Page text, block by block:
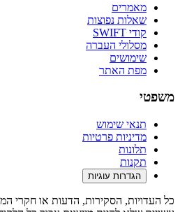
מאמרים
שאלות נפוצות
קודי SWIFT
מסלולי העברה
שימושים
מפת האתר
משפטי
תנאי שימוש
מדיניות פרטיות
תלונות
תקנות
הגדרות עוגיות
כל העדויות, הסקירות, הדעות או חקרי